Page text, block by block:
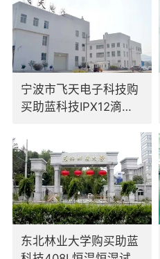
宁波市飞天电子科技购
买助蓝科技IPX12滴水
东北林业大学购买助蓝